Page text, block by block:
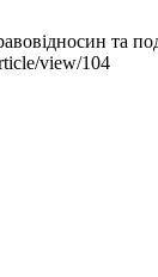
та
view/104